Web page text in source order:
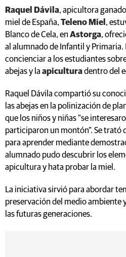
Raquel Dávila, apicultora
miel de España, Teleno Miel ,
Blanco de Cela, en Astorga,
al alumnado de Infantil y Primaria.
concienciar a los estudiantes
abejas y la apiculturadentro del
Raquel Dávila compartió su
las abejas en la polinización de
que los niños y niñas "se
participaron un montón". Se trató
para aprender mediante
alumnado pudo descubrir los
apicultura y hata probar la miel.
La iniciativa sirvió para abordar
preservación del medio ambiente
las futuras generaciones.